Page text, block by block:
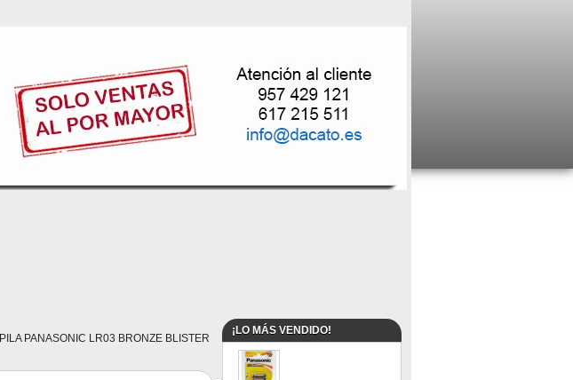
PILA PANASONIC LR03 BRONZE BLISTER
¡LO MÁS VENDIDO!